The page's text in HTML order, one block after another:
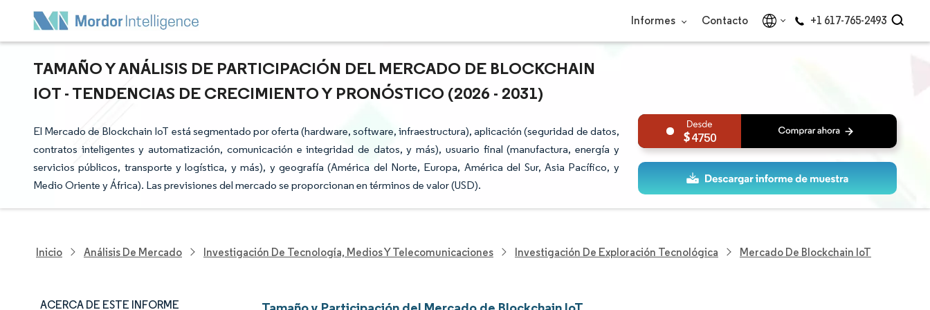
Informes Contacto +1 617-765-2493
TAMAÑO Y ANÁLISIS DE PARTICIPACIÓN DEL MERCADO DE BLOCKCHAIN
IOT - TENDENCIAS DE CRECIMIENTO Y PRONÓSTICO (2026 - 2031)
El Mercado de Blockchain IoT está segmentado por oferta (hardware, software, infraestructura), aplicación (seguridad de datos,
contratos inteligentes y automatización, comunicación e integridad de datos, y más), usuario final (manufactura, energía y
servicios públicos, transporte y logística, y más), y geografía (América del Norte, Europa, América del Sur, Asia Pacífico, y
Medio Oriente y África). Las previsiones del mercado se proporcionan en términos de valor (USD).
4750
Inicio Análisis De Mercado Investigación De Tecnología, Medios Y Telecomunicaciones Investigación De Exploración Tecnológica Mercado De Blockchain IoT
ACERCA DE ESTE INFORME